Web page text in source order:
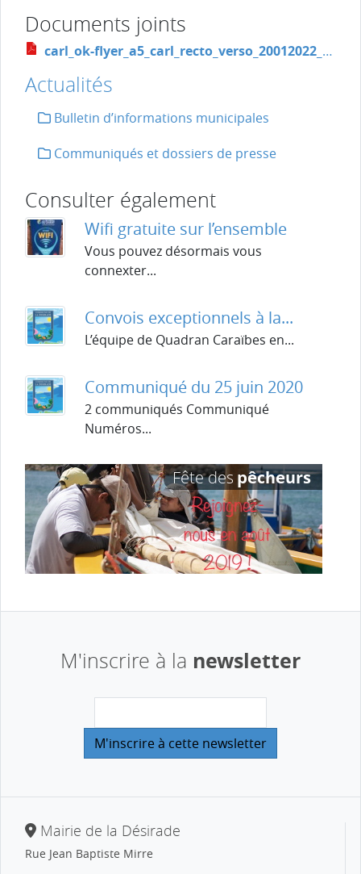
Documents joints
carl_ok-flyer_a5_carl_recto_verso_20012022_concertation_publique_25_janvier_2022.pdf
Actualités
Bulletin d’informations municipales
Communiqués et dossiers de presse
Consulter également
Wifi gratuite sur l’ensemble
Vous pouvez désormais vous
connexter...
Convois exceptionnels à la...
L’équipe de Quadran Caraïbes en...
Communiqué du 25 juin 2020
2 communiqués Communiqué
Numéros...
M'inscrire à la newsletter
Mairie de la Désirade
Rue Jean Baptiste Mirre